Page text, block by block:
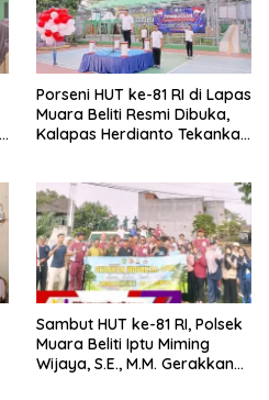
Porseni HUT ke-81 RI di Lapas
Muara Beliti Resmi Dibuka,
Kalapas Herdianto Tekankan
Sambut HUT ke-81 RI, Polsek
Muara Beliti Iptu Miming
Wijaya, S.E., M.M. Gerakkan